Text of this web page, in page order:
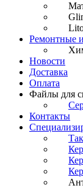
Ремонтные
Новости
Доставка
Оплата
Файлы для
Контакты